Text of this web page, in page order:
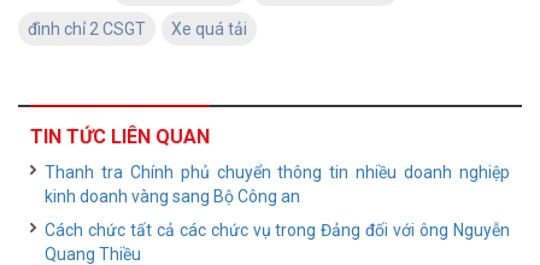
đình chỉ 2 CSGT Xe quá tải
TIN TỨC LIÊN QUAN
Thanh tra Chính phủ chuyển thông tin nhiều doanh nghiệp
kinh doanh vàng sang Bộ Công an
Cách chức tất cả các chức vụ trong Đảng đối với ông Nguyễn
Quang Thiều